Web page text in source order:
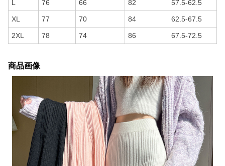
L 76 66 82 57.5-62.5
XL 77 70 84 62.5-67.5
2XL 78 74 86 67.5-72.5
商品画像